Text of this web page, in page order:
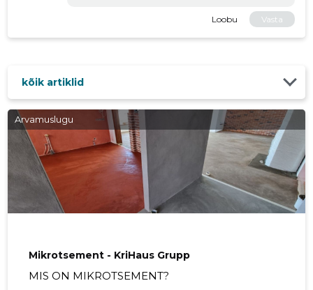
Loobu Vasta
kõik artiklid
Arvamuslugu
Mikrotsement - KriHaus Grupp
MIS ON MIKROTSEMENT?